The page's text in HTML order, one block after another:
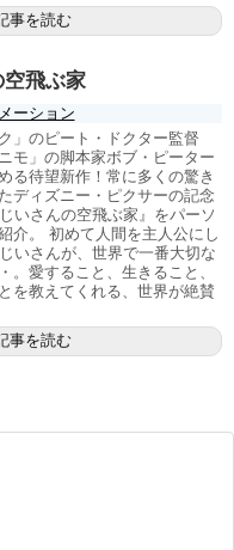
事を読む
空飛ぶ家
ーション
」のピート・ドクター監督
モ」の脚本家ボブ・ピーター
る待望新作！常に多くの驚き
ディズニー・ピクサーの記念
いさんの空飛ぶ家』をパーソ
介。 初めて人間を主人公にし
いさんが、世界で一番大切な
。愛すること、生きること、
を教えてくれる、世界が絶賛
事を読む